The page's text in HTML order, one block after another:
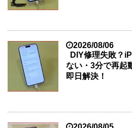
2026/08/06
DIY修理失敗？
ない・3分で再起
即日解決！